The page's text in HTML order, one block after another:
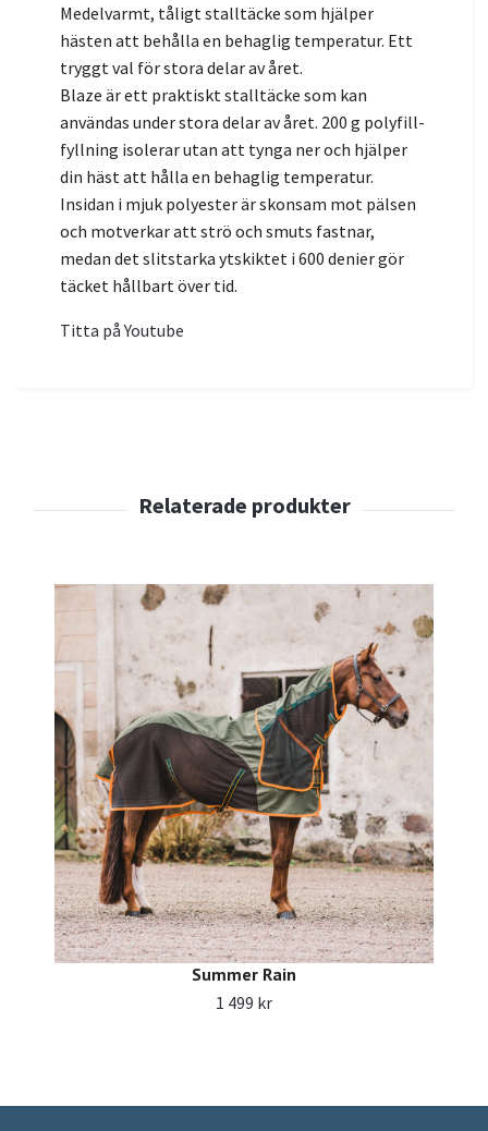
Medelvarmt, tåligt stalltäcke som hjälper
hästen att behålla en behaglig temperatur. Ett
tryggt val för stora delar av året.
Blaze är ett praktiskt stalltäcke som kan
användas under stora delar av året. 200 g polyfill-
fyllning isolerar utan att tynga ner och hjälper
din häst att hålla en behaglig temperatur.
Insidan i mjuk polyester är skonsam mot pälsen
och motverkar att strö och smuts fastnar,
medan det slitstarka ytskiktet i 600 denier gör
täcket hållbart över tid.
Titta på Youtube
Summer Rain
1 499 kr